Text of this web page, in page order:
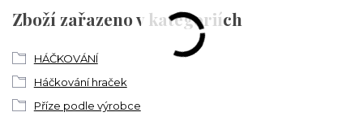
Zboží zařazeno v kategoriích
HÁČKOVÁNÍ
Háčkování hraček
Příze podle výrobce